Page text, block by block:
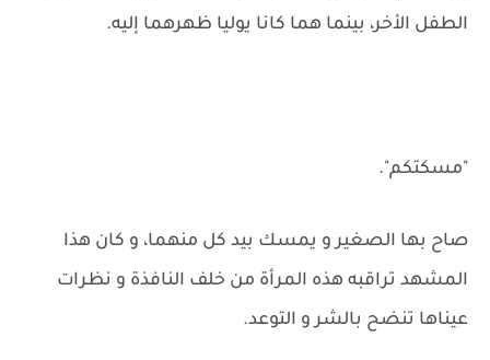
الطفل الأخر، بينما هما كانا يوليا ظهرهما إليه.
"مسكتكم".
صاح بها الصغير و يمسك بيد كل منهما، و كان هذا
المشهد تراقبه هذه المرأة من خلف النافذة و نظرات
عيناها تنضح بالشر و التوعد.